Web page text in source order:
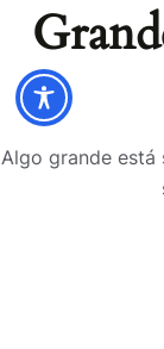
Algo grande está